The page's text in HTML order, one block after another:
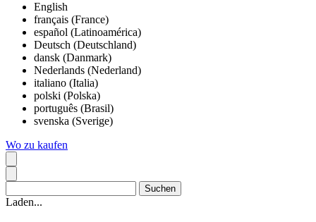
English
français (France)
español (Latinoamérica)
Deutsch (Deutschland)
dansk (Danmark)
Nederlands (Nederland)
italiano (Italia)
polski (Polska)
português (Brasil)
svenska (Sverige)
Wo zu kaufen
Laden...